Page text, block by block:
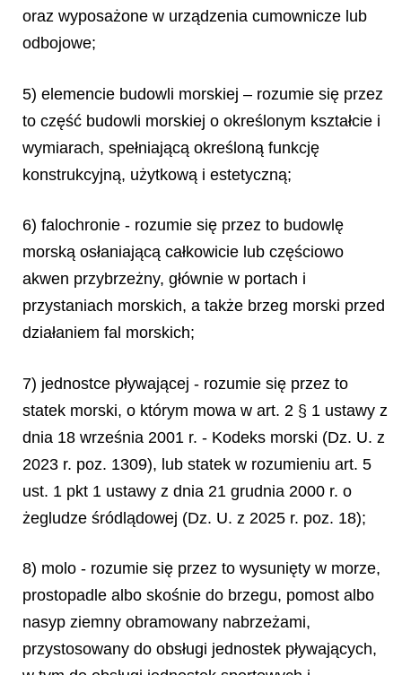
oraz wyposażone w urządzenia cumownicze lub
odbojowe;
5) elemencie budowli morskiej – rozumie się przez
to część budowli morskiej o określonym kształcie i
wymiarach, spełniającą określoną funkcję
konstrukcyjną, użytkową i estetyczną;
6) falochronie - rozumie się przez to budowlę
morską osłaniającą całkowicie lub częściowo
akwen przybrzeżny, głównie w portach i
przystaniach morskich, a także brzeg morski przed
działaniem fal morskich;
7) jednostce pływającej - rozumie się przez to
statek morski, o którym mowa w art. 2 § 1 ustawy z
dnia 18 września 2001 r. - Kodeks morski (Dz. U. z
2023 r. poz. 1309), lub statek w rozumieniu art. 5
ust. 1 pkt 1 ustawy z dnia 21 grudnia 2000 r. o
żegludze śródlądowej (Dz. U. z 2025 r. poz. 18);
8) molo - rozumie się przez to wysunięty w morze,
prostopadle albo skośnie do brzegu, pomost albo
nasyp ziemny obramowany nabrzeżami,
przystosowany do obsługi jednostek pływających,